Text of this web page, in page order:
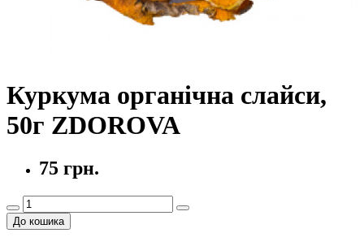
Куркума органічна слайси,
50г ZDOROVA
75 грн.
До кошика